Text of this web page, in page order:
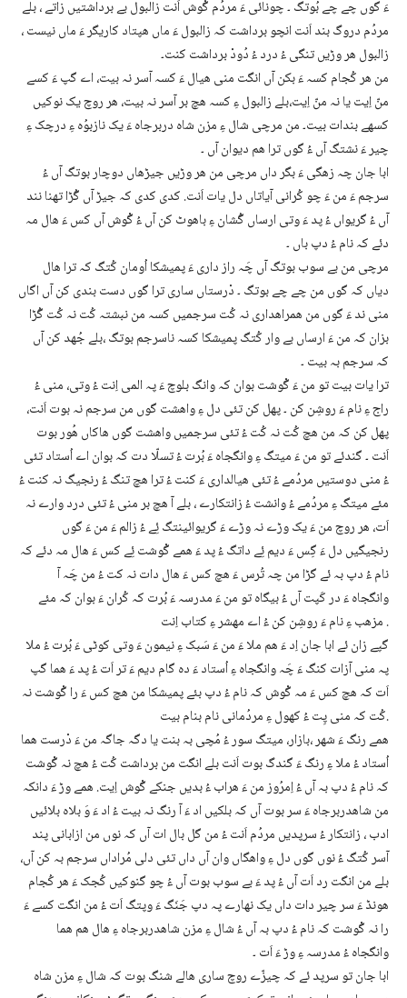
ءَ گوں چے چے بُوتگ ۔ چونائی ءَ مردُم گْوش اَنت زالبول بے برداشتیں زاتے ، بلے
مردُم دروگ بند اَنت انچو برداشت کہ زالبول ءَ ماں ھپتاد کاریگر ءَ ماں نیست ،
زالبول ھر وڑیں تنگی ءُ درد ءُ دُودْ برداشت کنت۔
من ھر کُجام کسہ ءَ بکن آں انگت منی ھیال ءَ کسہ آسر نہ بیت، اے گپ ءَ کسے
منّ اِیت یا نہ منّ اِیت،بلے زالبول ءِ کسہ ھچ بر آسر نہ بیت، ھر روچ یک نوکیں
کسھے بندات بیت۔ من مرچی شال ءِ مزن شاہ دربرجاہ ءَ یک نازبوُہ ءِ درچک ءِ
چیر ءَ نشتگ آں ءُ گوں ترا ھم دیوان آں ۔
ابا جان چہ زھگی ءَ بگر داں مرچی من ھر وڑیں جیڑھاں دوچار بوتگ آں ءُ
سرجم ءَ من ءَ چو کُرانی آیاتاں دل یات اَنت. کدی کدی کہ جیڑ آں گُڑا تھنا نند
آں ءُ گریواں ءُ پد ءَ وتی ارساں گُشان ءِ باھوٹ کن آں ءُ گْوش آں کس ءَ ھال مہ
دئے کہ نام ءُ دپ باں ۔
مرچی من بے سوب بوتگ آں چَہ راز داری ءَ پمیشکا اُومان کُتگ کہ ترا ھال
دیاں کہ گوں من چے چے بوتگ ۔ دْرستاں ساری ترا گوں دست بندی کن آں اگاں
منی ند ءَ گوں من ھمراھداری نہ کُت سرجمیں کسہ من نبشتہ کُت نہ کُت گُڑا
بزان کہ من ءَ ارساں بے وار کُتگ پمیشکا کسہ ناسرجم بوتگ ،بلے جُھد کن آں
کہ سرجم بہ بیت ۔
ترا یات بیت تو من ءَ گْوشت بوان کہ وانگ بلوچ ءَ پہ المی اِنت ءُ وتی، منی ءُ
راج ءِ نام ءَ روشِن کن ۔ پھل کن تئی دل ءِ واھشت گوں من سرجم نہ بوت اَنت،
پھل کن کہ من ھچ کُت نہ کُت ءُ تئی سرجمیں واھشت گوں ھاکاں ھُور بوت
اَنت ۔ گندئے تو من ءَ میتگ ءِ وانگجاہ ءَ بُرت ءُ تسلّا دت کہ بوان اے اُستاد تئی
ءُ منی دوستیں مردُمے ءُ تئی ھیالداری ءَ کنت ءُ ترا ھچ تنگ ءُ رنجیگ نہ کنت ءُ
مئے میتگ ءِ مردُمے ءُ وانشت ءُ زانتکارے ، بلے آ ھچ بر منی ءُ تئی درد وارے نہ
اَت، ھر روچ من ءَ یک وڑے نہ وڑے ءَ گریوائینتگ ئِے ءُ زالم ءَ من ءَ گوں
رنجیگیں دل ءَ گِس ءَ دیم ئِے داتگ ءُ پد ءَ ھمے گْوشت ئِے کس ءَ ھال مہ دئے کہ
نام ءُ دپ بہ ئے گڑا من چہ تُرس ءَ ھچ کس ءَ ھال دات نہ کت ءُ من چَہ آ
وانگجاہ ءَ در کَپت آں ءُ بیگاہ تو من ءَ مدرسہ ءَ بُرت کہ کُران ءَ بوان کہ مئے
مزھب ءِ نام ءَ روشِن کن ءُ اے مھشر ءِ کتاب اِنت .
گپے زان ئے ابا جان اِد ءَ ھم ملا ءَ من ءَ سَبک ءِ نیمون ءَ وتی کوٹی ءَ بُرت ءُ ملا
پہ منی آزات کنگ ءَ چَہ وانگجاہ ءِ اُستاد ءَ دہ گام دیم ءَ تر اَت ءُ پد ءَ ھما گپ
اَت کہ ھچ کس ءَ مہ گْوش کہ نام ءُ دپ بئے پمیشکا من ھچ کس ءَ را گْوشت نہ
کُت کہ منی پِت ءُ کھول ءِ مردُمانی نام بنام بیت.
ھمے رنگ ءَ شھر ،بازار، میتگ سور ءُ مُچی بہ بنت یا دگہ جاگہ من ءَ دْرست ھما
اُستاد ءُ ملا ءِ رنگ ءَ گندگ بوت اَنت بلے انگت من برداشت کُت ءُ ھچ نہ گْوشت
کہ نام ءُ دپ بہ آں ءُ اِمرُوز من ءَ ھراب ءُ بدیں جنکے گْوش اِیت. ھمے وڑ ءَ دانکہ
من شاھدربرجاہ ءَ سر بوت آں کہ بلکیں اد ءَ آ رنگ نہ بیت ءُ اد ءَ وَ بلاہ بلائیں
ادب ، زانتکار ءُ سرپدیں مردُم اَنت ءُ من گل بال ات آں کہ نوں من ازابانی پند
آسر کُتگ ءُ نوں گوں دل ءِ واھگاں وان آں داں تئی دلی مُراداں سرجم بہ کن آں،
بلے من انگت رد اَت آں ءُ پد ءَ بے سوب بوت آں ءُ چو گنوکیں کُجک ءَ ھر کُجام
ھونڈ ءَ سر چیر دات داں یک نھارے پہ دپ جَنَگ ءَ وپتگ اَت ءُ من انگت کسے ءَ
را نہ گْوشت کہ نام ءُ دپ بہ آں ءُ شال ءِ مزن شاھدربرجاہ ءِ ھال ھم ھما
وانگجاہ ءُ مدرسہ ءِ وڑ ءَ اَت ۔
ابا جان تو سرپد ئے کہ چیزّے روچ ساری ھالے شنگ بوت کہ شال ءِ مزن شاہ